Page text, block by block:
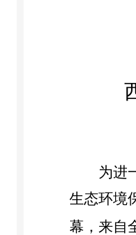
为进
生态环境
幕，来自